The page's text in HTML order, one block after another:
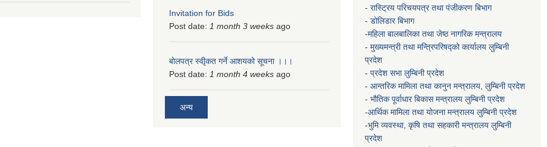
Invitation for Bids
Post date: 1 month 3 weeks ago
बोलपत्र स्वीृकत गर्ने आशयको सूचना ।।।
Post date: 1 month 4 weeks ago
अन्य
- रास्ट्रिय परिचयपत्र तथा पंजीकरण बिभाग
- डोलिडार बिभाग
-महिला बालबालिका तथा जेष्ठ नागरिक मन्त्रालय
- मुख्यमन्त्री तथा मन्त्रिपरिषद्को कार्यालय लुम्बिनी
प्रदेश
- प्रदेश सभा लुम्बिनी प्रदेश
- आन्तरिक मामिला तथा कानुन मन्त्रालय, लुम्बिनी प्रदेश
- भौतिक पूर्वाधार बिकास मन्त्रालय लुम्बिनी प्रदेश
-आर्थिक मामिला तथा योजना मन्त्रालय लुम्बिनी प्रदेश
-भुमि व्यवस्था, कृषि तथा सहकारी मन्त्रालय लुम्बिनी
प्रदेश